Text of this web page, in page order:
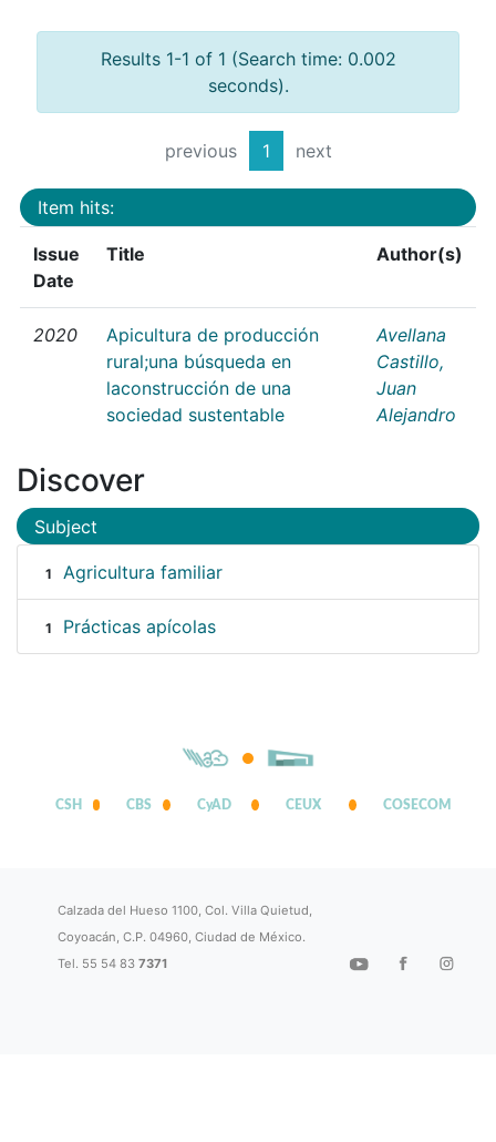
Results 1-1 of 1 (Search time: 0.002
seconds).
previous 1 next
Item hits:
Issue
Date
Title Author(s)
2020
Apicultura de producción
rural;una búsqueda en
laconstrucción de una
sociedad sustentable
Avellana
Castillo,
Juan
Alejandro
Discover
Subject
1 Agricultura familiar
1 Prácticas apícolas
CSH CBS CyAD CEUX COSECOM
Calzada del Hueso 1100, Col. Villa Quietud,
Coyoacán, C.P. 04960, Ciudad de México.
Tel. 55 54 837371